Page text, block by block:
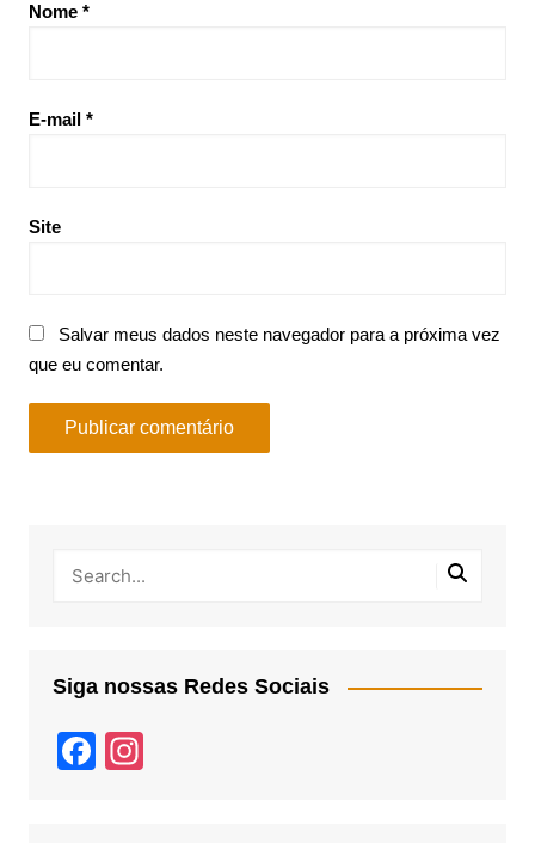
Nome *
E-mail *
Site
Salvar meus dados neste navegador para a próxima vez
que eu comentar.
Siga nossas Redes Sociais
F